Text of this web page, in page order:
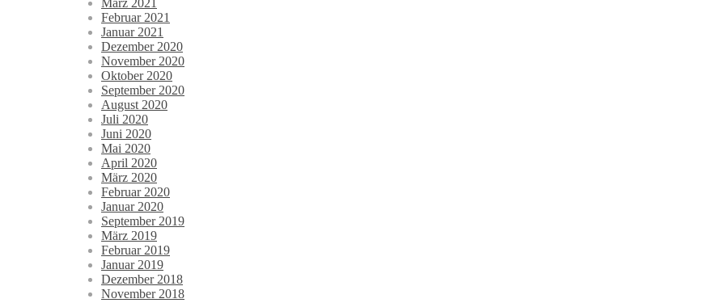
März 2021
Februar 2021
Januar 2021
Dezember 2020
November 2020
Oktober 2020
September 2020
August 2020
Juli 2020
Juni 2020
Mai 2020
April 2020
März 2020
Februar 2020
Januar 2020
September 2019
März 2019
Februar 2019
Januar 2019
Dezember 2018
November 2018